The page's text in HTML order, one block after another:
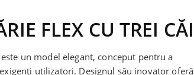
FLEX CU TREI CĂI
un model elegant, conceput pentru a
utilizatori. Designul său inovator oferă